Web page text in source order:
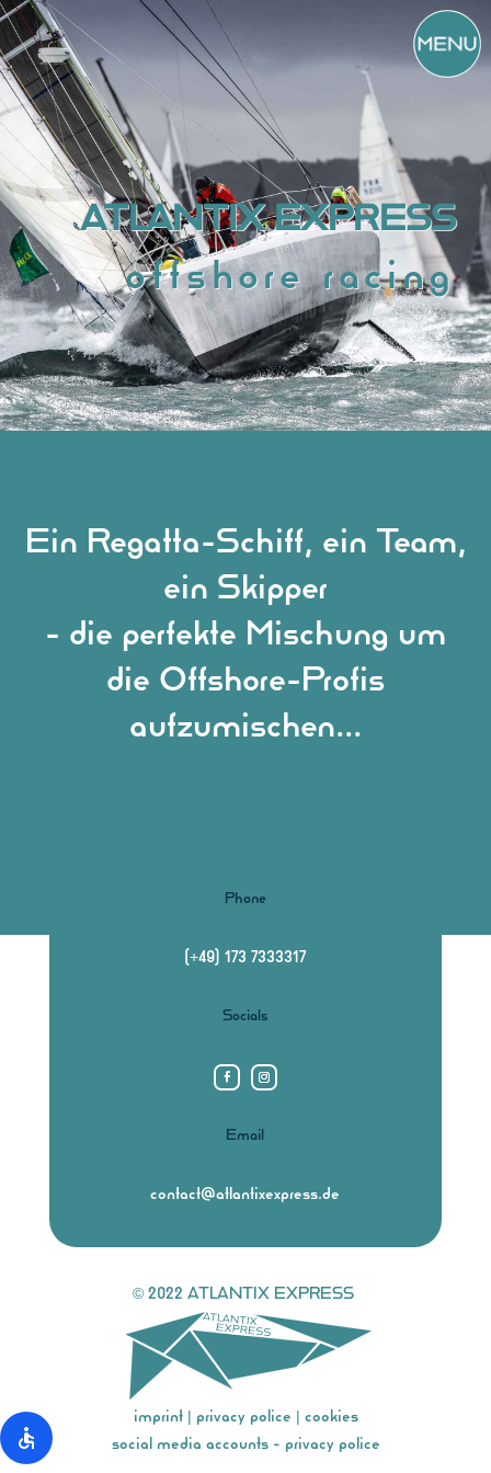
ATLANTIX EXPRESS
offshore racing
Ein Regatta-Schiff, ein Team,
ein Skipper
- die perfekte Mischung um
die Offshore-Profis
aufzumischen...
Phone
(+49) 173 7333317
Socials
Email
contact@atlantixexpress.de
© 2022 ATLANTIX EXPRESS
imprint| privacy police | cookies
social media accounts - privacy police